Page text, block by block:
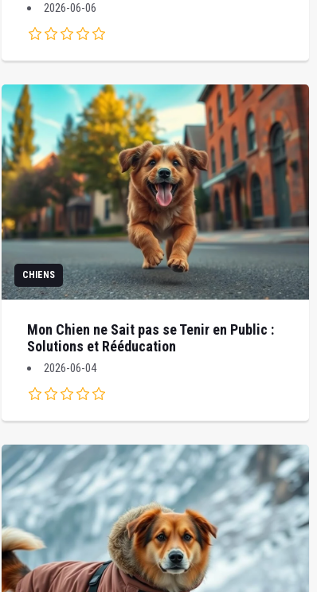
2026-06-06
CHIENS
Mon Chien ne Sait pas se Tenir en Public :
Solutions et Rééducation
2026-06-04